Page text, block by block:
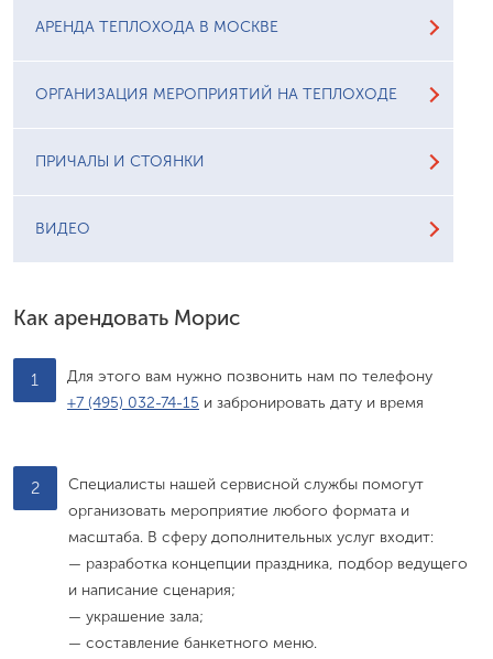
АРЕНДА ТЕПЛОХОДА В МОСКВЕ
ОРГАНИЗАЦИЯ МЕРОПРИЯТИЙ НА ТЕПЛОХОДЕ
ПРИЧАЛЫ И СТОЯНКИ
ВИДЕО
Как арендовать Морис
1
Для этого вам нужно позвонить нам по телефону
+7 (495) 032-74-15 и забронировать дату и время
2
Специалисты нашей сервисной службы помогут
организовать мероприятие любого формата и
масштаба. В сферу дополнительных услуг входит:
— разработка концепции праздника, подбор ведущего
и написание сценария;
— украшение зала;
— составление банкетного меню.